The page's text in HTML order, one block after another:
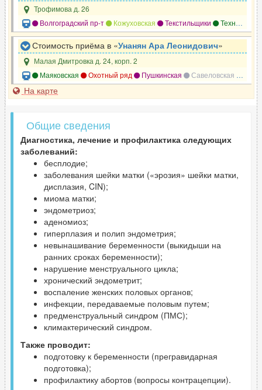
Трофимова д. 26
Волгоградский пр-т
Кожуховская Текстильщики Технопарк
Стоимость приёма в «Унанян Ара Леонидович»
Малая Дмитровка д. 24, корп. 2
Маяковская
Охотный ряд Пушкинская Савеловская
На карте
Общие сведения
Диагностика, лечение и профилактика следующих
заболеваний:
бесплодие;
заболевания шейки матки («эрозия» шейки матки,
дисплазия, CIN);
миома матки;
эндометриоз;
аденомиоз;
гиперплазия и полип эндометрия;
невынашивание беременности (выкидыши на
ранних сроках беременности);
нарушение менструального цикла;
хронический эндометрит;
воспаление женских половых органов;
инфекции, передаваемые половым путем;
предменструальный синдром (ПМС);
климактерический синдром.
Также проводит:
подготовку к беременности (прегравидарная
подготовка);
профилактику абортов (вопросы контрацепции).